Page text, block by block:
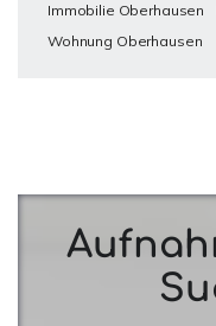
Immobilie Oberhausen
Wohnung Oberhausen